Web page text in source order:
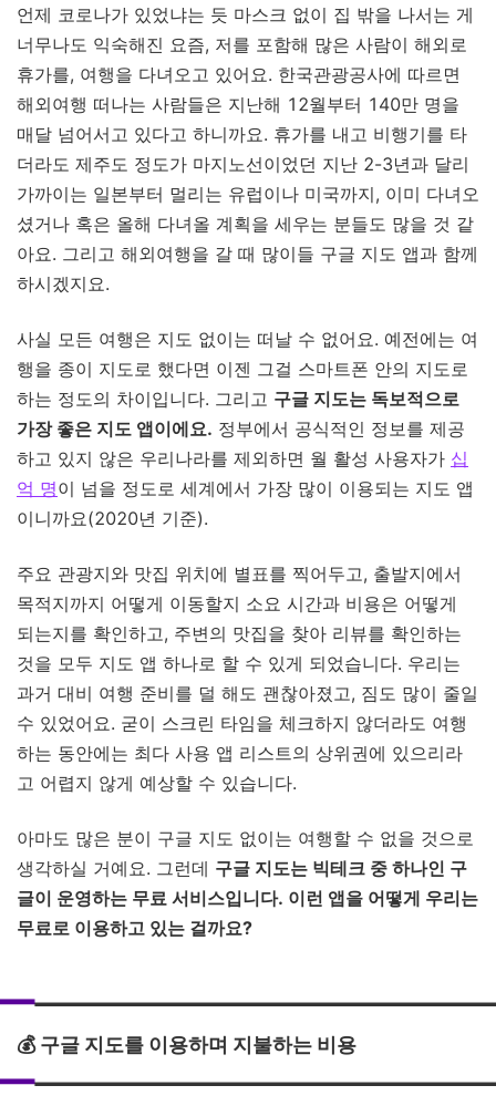
언제 코로나가 있었냐는 듯 마스크 없이 집 밖을 나서는 게
너무나도 익숙해진 요즘, 저를 포함해 많은 사람이 해외로
휴가를, 여행을 다녀오고 있어요. 한국관광공사에 따르면
해외여행 떠나는 사람들은 지난해 12월부터 140만 명을
매달 넘어서고 있다고 하니까요. 휴가를 내고 비행기를 타
더라도 제주도 정도가 마지노선이었던 지난 2-3년과 달리
가까이는 일본부터 멀리는 유럽이나 미국까지, 이미 다녀오
셨거나 혹은 올해 다녀올 계획을 세우는 분들도 많을 것 같
아요. 그리고 해외여행을 갈 때 많이들 구글 지도 앱과 함께
하시겠지요.
사실 모든 여행은 지도 없이는 떠날 수 없어요. 예전에는 여
행을 종이 지도로 했다면 이젠 그걸 스마트폰 안의 지도로
하는 정도의 차이입니다. 그리고 구글 지도는 독보적으로
가장 좋은 지도 앱이에요. 정부에서 공식적인 정보를 제공
하고 있지 않은 우리나라를 제외하면 월 활성 사용자가 십
억 명이 넘을 정도로 세계에서 가장 많이 이용되는 지도 앱
이니까요(2020년 기준).
주요 관광지와 맛집 위치에 별표를 찍어두고, 출발지에서
목적지까지 어떻게 이동할지 소요 시간과 비용은 어떻게
되는지를 확인하고, 주변의 맛집을 찾아 리뷰를 확인하는
것을 모두 지도 앱 하나로 할 수 있게 되었습니다. 우리는
과거 대비 여행 준비를 덜 해도 괜찮아졌고, 짐도 많이 줄일
수 있었어요. 굳이 스크린 타임을 체크하지 않더라도 여행
하는 동안에는 최다 사용 앱 리스트의 상위권에 있으리라
고 어렵지 않게 예상할 수 있습니다.
아마도 많은 분이 구글 지도 없이는 여행할 수 없을 것으로
생각하실 거예요. 그런데 구글 지도는 빅테크 중 하나인 구
글이 운영하는 무료 서비스입니다. 이런 앱을 어떻게 우리는
무료로 이용하고 있는 걸까요?
💰 구글 지도를 이용하며 지불하는 비용